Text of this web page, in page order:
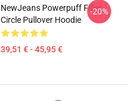
NewJeans Powerpuff Filles
Circle Pullover Hoodie
39,51 € - 45,95 €
-20%